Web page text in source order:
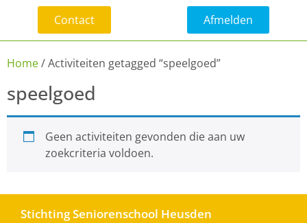
Contact Afmelden
Home/ Activiteiten getagged “speelgoed”
speelgoed
Geen activiteiten gevonden die aan uw
zoekcriteria voldoen.
Stichting Seniorenschool Heusden